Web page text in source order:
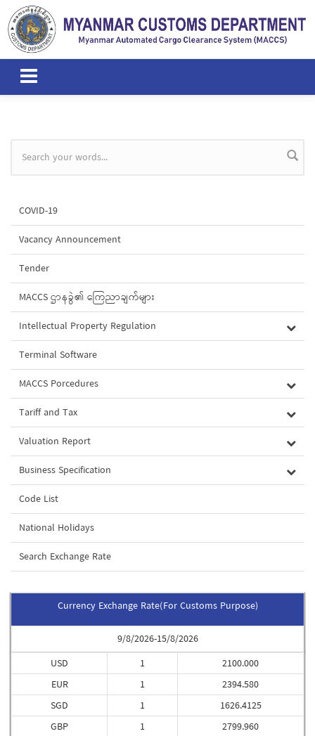
Skip to main content
Search form
COVID-19
Vacancy Announcement
Tender
MACCS ဌာနခွဲ၏ ကြေညာချက်များ
Intellectual Property Regulation
Terminal Software
MACCS Porcedures
Tariff and Tax
Valuation Report
Business Specification
Code List
National Holidays
Search Exchange Rate
Currency Exchange Rate(For Customs Purpose)
9/8/2026-15/8/2026
USD
EUR
SGD
GBP
1
1
1
1
2100.000
2394.580
1626.4125
2799.960